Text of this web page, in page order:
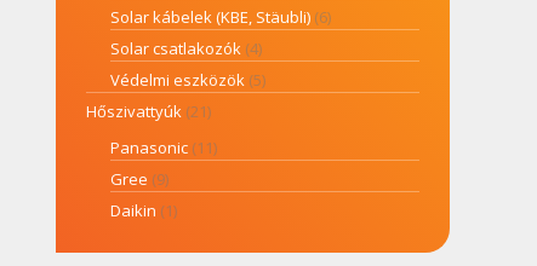
Solar kábelek (KBE, Stäubli) (6)
Solar csatlakozók (4)
Védelmi eszközök (5)
Hőszivattyúk (21)
Panasonic (11)
Gree (9)
Daikin (1)